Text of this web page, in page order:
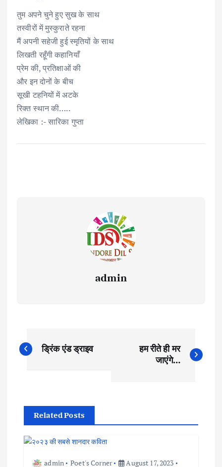
तुम अपने चुने हुए सुख के साथ
तस्वीरों में मुस्कुराते रहना
मैं अपनी सहेजी हुई स्मृतियों के साथ
लिखती रहूँगी कहानियाँ
प्रेम की, प्रतिक्षाओं की
और इन दोनों के बीच
सूखी टहनियों में अटके
रिक्त स्थान की…..
लेखिका :- सारिका गुप्ता
admin
P
o
t
n
ड्रिंक एंड ड्राइव
हम रीते ही मर
जाएंगे…
Related Posts
admin Poet's Corner August 17, 2023